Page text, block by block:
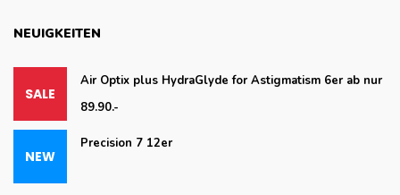
NEUIGKEITEN
Air Optix plus HydraGlyde for Astigmatism 6er ab nur
89.90.-
Precision 7 12er